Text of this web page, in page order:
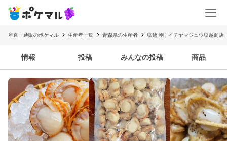
産直・通販のポケマル 生産者一覧 青森県の生産者 塩越 剛 | イチヤマジュウ塩越商店
情報 投稿 みんなの投稿 商品